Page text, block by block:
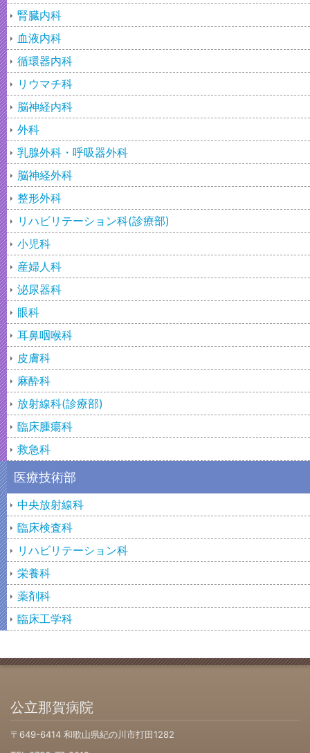
腎臓内科
血液内科
循環器内科
リウマチ科
脳神経内科
外科
乳腺外科・呼吸器外科
脳神経外科
整形外科
リハビリテーション科(診療部)
小児科
産婦人科
泌尿器科
眼科
耳鼻咽喉科
皮膚科
麻酔科
放射線科(診療部)
臨床腫瘍科
救急科
医療技術部
中央放射線科
臨床検査科
リハビリテーション科
栄養科
薬剤科
臨床工学科
公立那賀病院
〒649-6414 和歌山県紀の川市打田1282